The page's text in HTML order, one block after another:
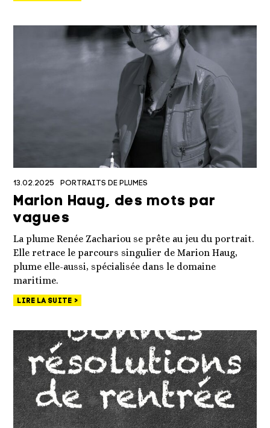
13.02.2025 PORTRAITS DE PLUMES
Marion Haug, des mots par
vagues
La plume Renée Zachariou se prête au jeu du portrait.
Elle retrace le parcours singulier de Marion Haug,
plume elle-aussi, spécialisée dans le domaine
maritime.
LIRE LA SUITE